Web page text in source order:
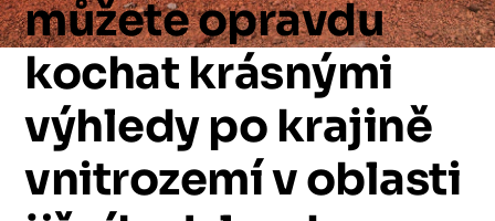
můžeteopravdu
kochat krásnými
výhledy po krajině
vnitrozemívoblasti